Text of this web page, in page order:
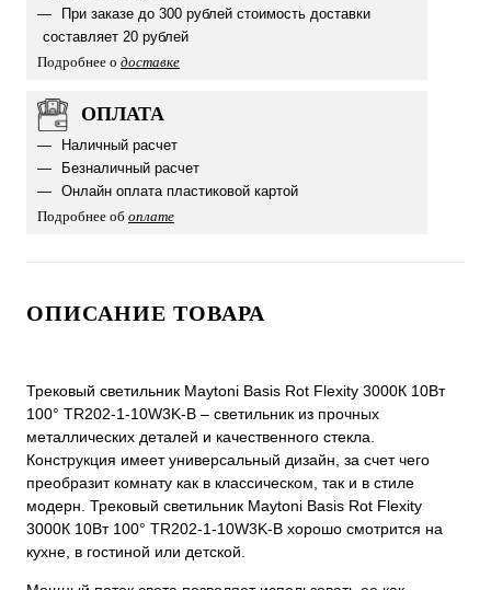
При заказе до 300 рублей стоимость доставки
составляет 20 рублей
Подробнее о доставке
ОПЛАТА
Наличный расчет
Безналичный расчет
Онлайн оплата пластиковой картой
Подробнее об оплате
ОПИСАНИЕ ТОВАРА
Трековый светильник Maytoni Basis Rot Flexity 3000К 10Вт
100° TR202-1-10W3K-B – светильник из прочных
металлических деталей и качественного стекла.
Конструкция имеет универсальный дизайн, за счет чего
преобразит комнату как в классическом, так и в стиле
модерн. Трековый светильник Maytoni Basis Rot Flexity
3000К 10Вт 100° TR202-1-10W3K-B хорошо смотрится на
кухне, в гостиной или детской.